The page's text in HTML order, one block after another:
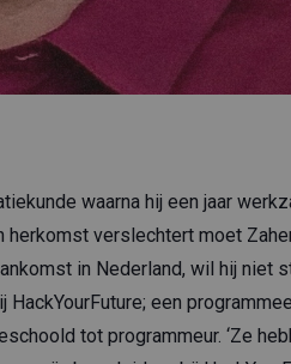
waarna hij een jaar
herkomst verslechtert moet
in Nederland, wil hij niet
een
tot programmeur. ‘Ze